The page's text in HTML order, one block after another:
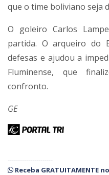
que o time boliviano seja
O goleiro Carlos Lampe
partida. O arqueiro do
defesas e ajudou a
Fluminense, que
confronto.
GE
----------------------
Receba GRATUITAMENTE